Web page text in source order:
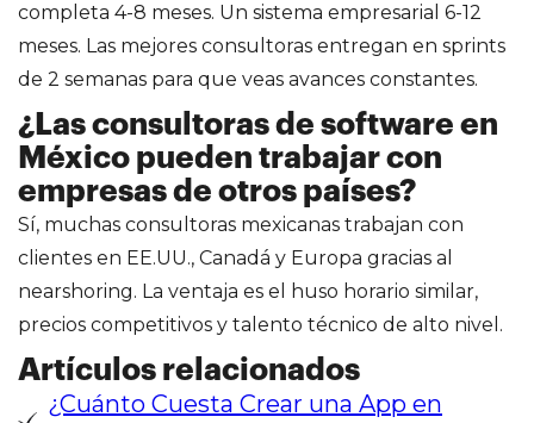
completa 4-8 meses. Un sistema empresarial 6-12
meses. Las mejores consultoras entregan en sprints
de 2 semanas para que veas avances constantes.
¿Las consultoras de software en
México pueden trabajar con
empresas de otros países?
Sí, muchas consultoras mexicanas trabajan con
clientes en EE.UU., Canadá y Europa gracias al
nearshoring. La ventaja es el huso horario similar,
precios competitivos y talento técnico de alto nivel.
Artículos relacionados
¿Cuánto Cuesta Crear una App en